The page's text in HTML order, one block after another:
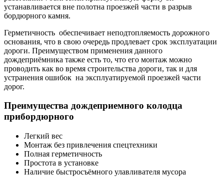
устанавливается вне полотна проезжей части в разрыв
бордюрного камня.
Герметичность обеспечивает неподтопляемость дорожного
основания, что в свою очередь продлевает срок эксплуатации
дороги. Преимуществом применения данного
дождеприёмника также есть то, что его монтаж можно
проводить как во время строительства дороги, так и для
устранения ошибок на эксплуатируемой проезжей части
дорог.
Преимущества дождеприемного колодца
прибордюрного
Легкий вес
Монтаж без привлечения спецтехники
Полная герметичность
Простота в установке
Наличие быстросъёмного улавливателя мусора